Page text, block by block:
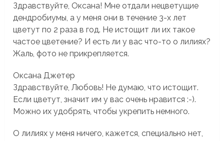
Здравствуйте, Оксана! Мне отдали нецветущие
дендробиумы, а у меня они в течение 3-х лет
цветут по 2 раза в год. Не истощит ли их такое
частое цветение? И есть ли у вас что-то о лилиях?
Жаль, фото не прикрепляется.
Оксана Джетер
Здравствуйте, Любовь! Не думаю, что истощит.
Если цветут, значит им у вас очень нравится :-).
Можно их удобрять, чтобы укрепить немного.
О лилиях у меня ничего, кажется, специально нет,